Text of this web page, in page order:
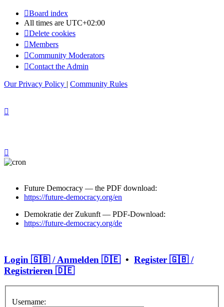
Board index
All times are UTC+02:00
Delete cookies
Members
Community Moderators
Contact the Admin
Our Privacy Policy | Community Rules
Future Democracy — the PDF download:
https://future-democracy.org/en
Demokratie der Zukunft — PDF-Download:
https://future-democracy.org/de
Login 🇬🇧 / Anmelden 🇩🇪• Register 🇬🇧 /
Registrieren 🇩🇪
Username: